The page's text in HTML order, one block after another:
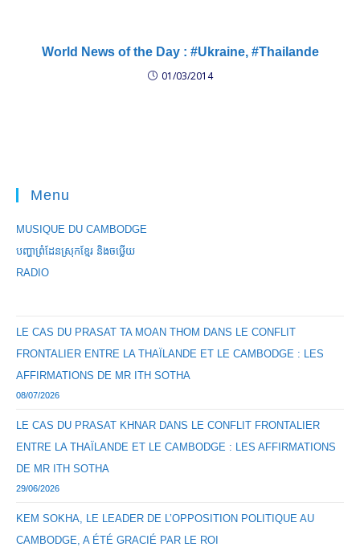
World News of the Day : #Ukraine, #Thailande
01/03/2014
Menu
MUSIQUE DU CAMBODGE
បញ្ហាព្រំដែនស្រុកខ្មែរ និងចឞ្លើយ
RADIO
LE CAS DU PRASAT TA MOAN THOM DANS LE CONFLIT
FRONTALIER ENTRE LA THAÏLANDE ET LE CAMBODGE : LES
AFFIRMATIONS DE MR ITH SOTHA
08/07/2026
LE CAS DU PRASAT KHNAR DANS LE CONFLIT FRONTALIER
ENTRE LA THAÏLANDE ET LE CAMBODGE : LES AFFIRMATIONS
DE MR ITH SOTHA
29/06/2026
KEM SOKHA, LE LEADER DE L’OPPOSITION POLITIQUE AU
CAMBODGE, A ÉTÉ GRACIÉ PAR LE ROI